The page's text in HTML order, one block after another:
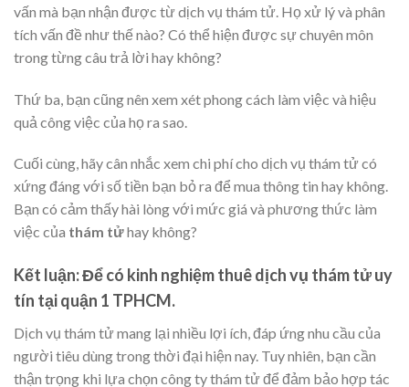
vấn mà bạn nhận được từ dịch vụ thám tử. Họ xử lý và phân
tích vấn đề như thế nào? Có thể hiện được sự chuyên môn
trong từng câu trả lời hay không?
Thứ ba, bạn cũng nên xem xét phong cách làm việc và hiệu
quả công việc của họ ra sao.
Cuối cùng, hãy cân nhắc xem chi phí cho dịch vụ thám tử có
xứng đáng với số tiền bạn bỏ ra để mua thông tin hay không.
Bạn có cảm thấy hài lòng với mức giá và phương thức làm
việc của thám tửhay không?
Kết luận: Để có kinh nghiệm thuê dịch vụ thám tử uy
tín tại quận 1 TPHCM.
Dịch vụ thám tử mang lại nhiều lợi ích, đáp ứng nhu cầu của
người tiêu dùng trong thời đại hiện nay. Tuy nhiên, bạn cần
thận trọng khi lựa chọn công ty thám tử để đảm bảo hợp tác